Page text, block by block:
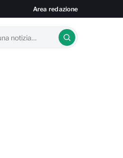
Area redazione